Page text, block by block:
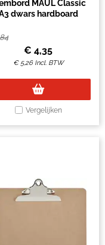
MAUL Classic
dwars hardboard
€ 4,35
€ 5,26 Incl. BTW
Vergelijken